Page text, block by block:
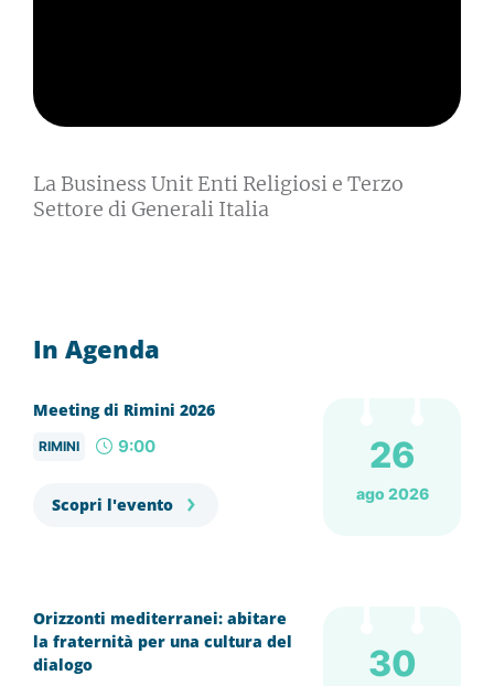
La Business Unit Enti Religiosi e Terzo
Settore di Generali Italia
In Agenda
Meeting di Rimini 2026
RIMINI 9:00
Scopri l'evento
26
ago 2026
Orizzonti mediterranei: abitare
la fraternità per una cultura del
dialogo
30